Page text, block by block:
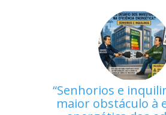
Senhorios e
maior obstáculo à